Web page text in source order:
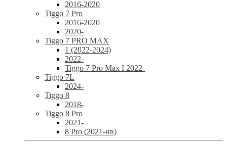
2016-2020
Tiggo 7 Pro
2016-2020
2020-
Tiggo 7 PRO MAX
1 (2022-2024)
2022-
Tiggo 7 Pro Max I 2022-
Tiggo 7L
2024-
Tiggo 8
2018-
Tiggo 8 Pro
2021-
8 Pro (2021-нв)